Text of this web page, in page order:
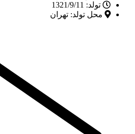
تولد: 1321/9/11
محل تولد: تهران